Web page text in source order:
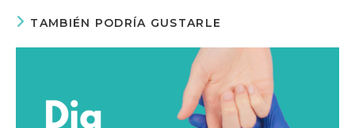
TAMBIÉN PODRÍA GUSTARLE